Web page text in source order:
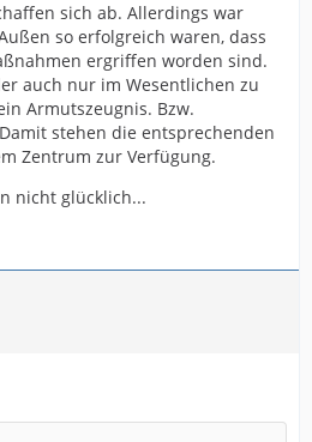
sich ab. Allerdings war
so erfolgreich waren, dass
ergriffen worden sind.
auch nur im Wesentlichen zu
Armutszeugnis. Bzw.
stehen die entsprechenden
Zentrum zur Verfügung.
nicht glücklich...